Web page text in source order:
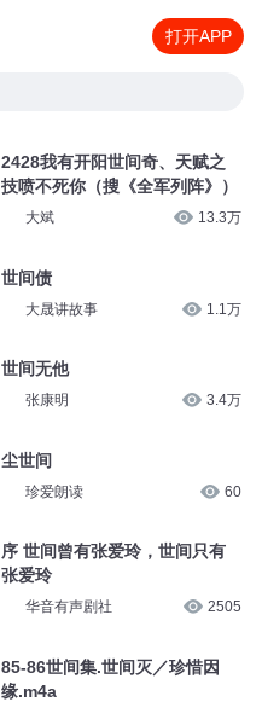
打开APP
2428我有开阳世间奇、天赋之
技喷不死你（搜《全军列阵》）
大斌 13.3万
世间债
大晟讲故事 1.1万
世间无他
张康明 3.4万
尘世间
珍爱朗读 60
序 世间曾有张爱玲，世间只有
张爱玲
华音有声剧社 2505
85-86世间集.世间灭／珍惜因
缘.m4a